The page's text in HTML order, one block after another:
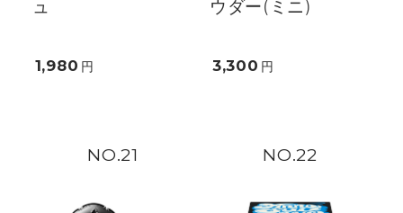
ュ
1,980 円
ウダー(ミニ)
3,300 円
21 22